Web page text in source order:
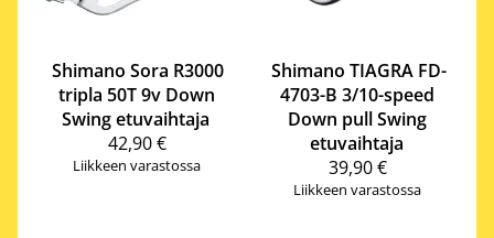
Shimano Sora R3000
tripla 50T 9v Down
Swing etuvaihtaja
42,90 €
Liikkeen varastossa
Shimano TIAGRA FD-
4703-B 3/10-speed
Down pull Swing
etuvaihtaja
39,90 €
Liikkeen varastossa